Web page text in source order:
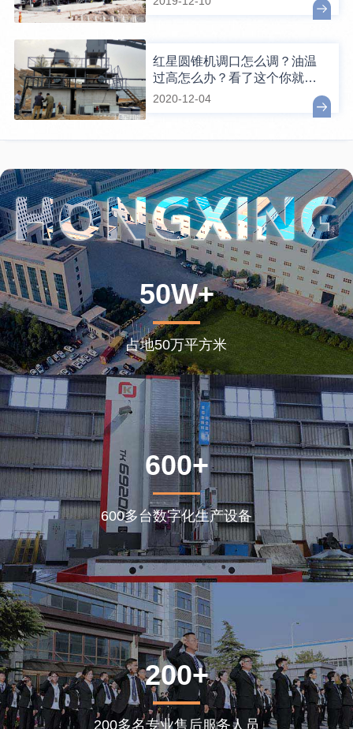
红星圆锥机调口怎么调？油温
过高怎么办？看了这个你就懂
了
2020-12-04
50W+
占地50万平方米
600+
600多台数字化生产设备
200+
200多名专业售后服务人员